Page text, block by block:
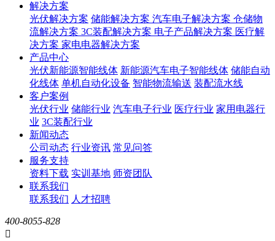
解决方案
光伏解决方案 储能解决方案 汽车电子解决方案 仓储物
流解决方案 3C装配解决方案 电子产品解决方案 医疗解
决方案 家电电器解决方案
产品中心
光伏新能源智能线体 新能源汽车电子智能线体 储能自动
化线体 单机自动化设备 智能物流输送 装配流水线
客户案例
光伏行业 储能行业 汽车电子行业 医疗行业 家用电器行
业 3C装配行业
新闻动态
公司动态 行业资讯 常见问答
服务支持
资料下载 实训基地 师资团队
联系我们
联系我们 人才招聘
400-8055-828
